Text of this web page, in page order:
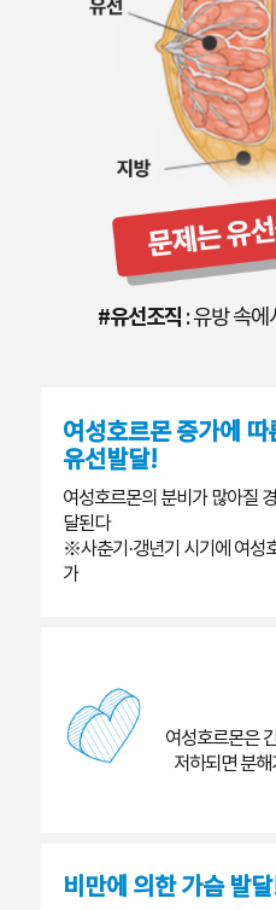
#유선조직 : 유방 속
여성호르몬 증가에 따
유선발달!
여성호르몬의 분비가 많아질
달된다
※사춘기·갱년기 시기에 여성
가
여성호르몬은
저하되면 분
비만에 의한 가슴 발